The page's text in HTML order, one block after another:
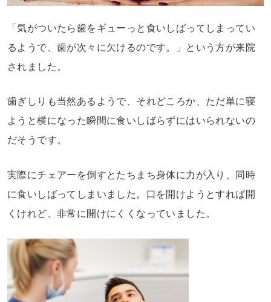
「気がついたら歯をギューっと食いしばってしまってい
るようで、歯が次々に欠けるのです。」という方が来院
されました。
歯ぎしりも当然あるようで、それどころか、ただ単に寝
ようと横になった瞬間に食いしばらずにはいられないの
だそうです。
実際にチェアーを倒すとたちまち身体に力が入り、同時
に食いしばってしまいました。口を開けようとすれば開
くけれど、非常に開けにくくなっていました。